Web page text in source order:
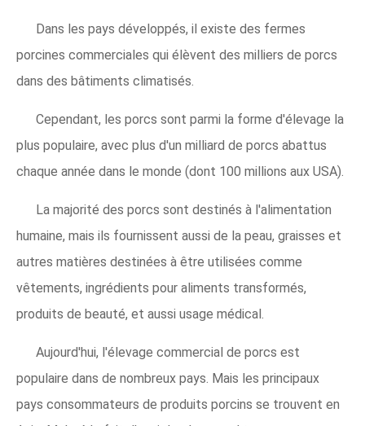
Dans les pays développés, il existe des fermes
porcines commerciales qui élèvent des milliers de porcs
dans des bâtiments climatisés.
Cependant, les porcs sont parmi la forme d'élevage la
plus populaire, avec plus d'un milliard de porcs abattus
chaque année dans le monde (dont 100 millions aux USA).
La majorité des porcs sont destinés à l'alimentation
humaine, mais ils fournissent aussi de la peau, graisses et
autres matières destinées à être utilisées comme
vêtements, ingrédients pour aliments transformés,
produits de beauté, et aussi usage médical.
Aujourd'hui, l'élevage commercial de porcs est
populaire dans de nombreux pays. Mais les principaux
pays consommateurs de produits porcins se trouvent en